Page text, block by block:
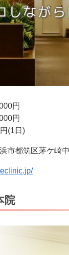
円
円
(1日)
市都筑区茅ケ崎
院